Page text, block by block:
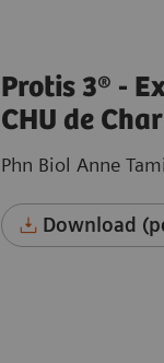
Protis 3® -
CHU de
Phn Biol Anne
Download